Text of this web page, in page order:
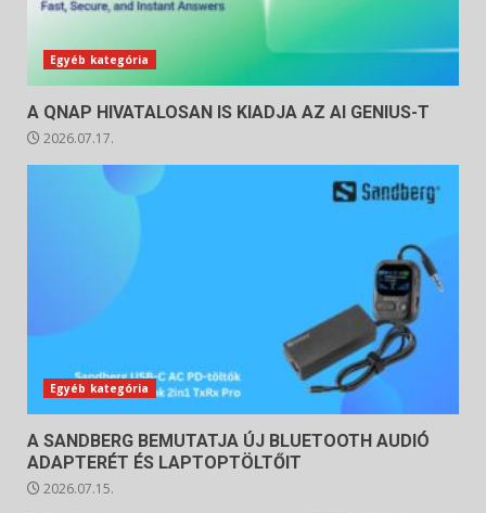
Egyéb kategória
A QNAP HIVATALOSAN IS KIADJA AZ AI GENIUS-T
2026.07.17.
Egyéb kategória
A SANDBERG BEMUTATJA ÚJ BLUETOOTH AUDIÓ
ADAPTERÉT ÉS LAPTOPTÖLTŐIT
2026.07.15.